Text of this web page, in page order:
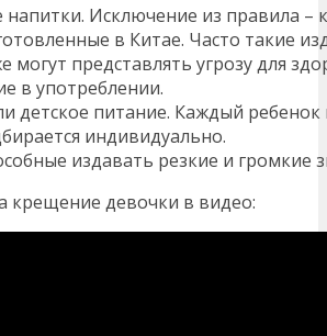
Исключение из правила –
в Китае. Часто такие
могут представлять угрозу для
в употреблении.
детское питание. Каждый
индивидуально.
издавать резкие и громкие
крещение девочки в видео: